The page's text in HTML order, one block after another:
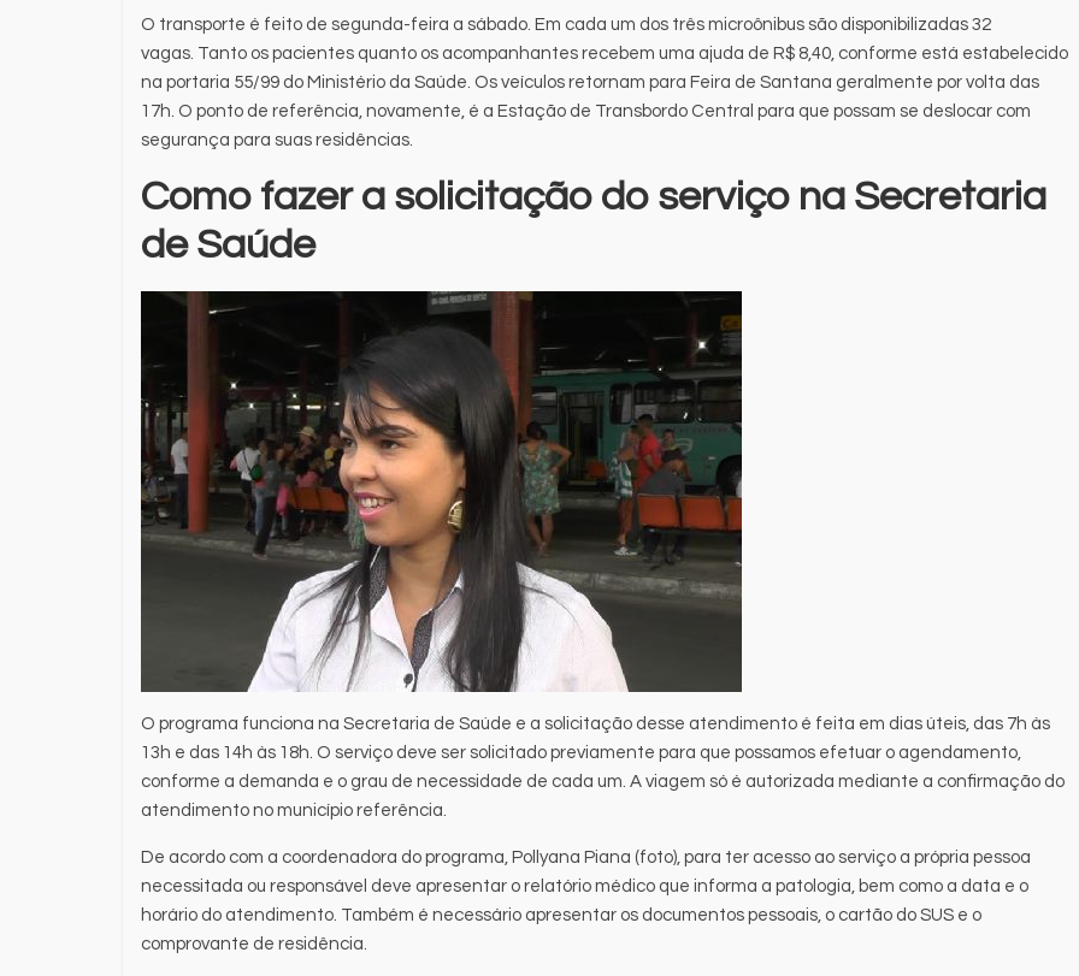
O transporte é feito de segunda-feira a sábado. Em cada um dos três microônibus são disponibilizadas 32
vagas. Tanto os pacientes quanto os acompanhantes recebem uma ajuda de R$ 8,40, conforme está estabelecido
na portaria 55/99 do Ministério da Saúde. Os veículos retornam para Feira de Santana geralmente por volta das
17h. O ponto de referência, novamente, é a Estação de Transbordo Central para que possam se deslocar com
segurança para suas residências.
Como fazer a solicitação do serviço na Secretaria
de Saúde
O programa funciona na Secretaria de Saúde e a solicitação desse atendimento é feita em dias úteis, das 7h às
13h e das 14h às 18h. O serviço deve ser solicitado previamente para que possamos efetuar o agendamento,
conforme a demanda e o grau de necessidade de cada um. A viagem só é autorizada mediante a confirmação do
atendimento no município referência.
De acordo com a coordenadora do programa, Pollyana Piana (foto), para ter acesso ao serviço a própria pessoa
necessitada ou responsável deve apresentar o relatório médico que informa a patologia, bem como a data e o
horário do atendimento. Também é necessário apresentar os documentos pessoais, o cartão do SUS e o
comprovante de residência.